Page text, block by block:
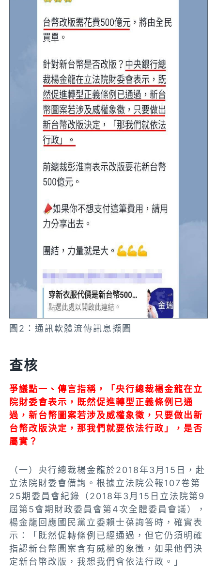
圖2：通訊軟體流傳訊息擷圖
查核
爭議點一、傳言指稱，「央行總裁楊金龍在立
院財委會表示，既然促進轉型正義條例已通
過，新台幣圖案若涉及威權象徵，只要做出新
台幣改版決定，那我們就要依法行政」，是否
屬實？
（一）央行總裁楊金龍於2018年3月15日，赴
立法院財委會備詢。根據立法院公報107卷第
25期委員會紀錄（2018年3月15日立法院第9
屆第5會期財政委員會第4次全體委員會議），
楊金龍回應國民黨立委賴士葆詢答時，確實表
示：「既然促轉條例已經通過，但它仍須明確
指認新台幣圖案含有威權的象徵，如果他們決
定新台幣改版，我想我們會依法行政。」